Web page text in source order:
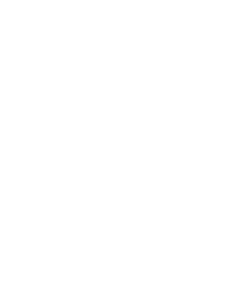
vixente en materia de
Persoal, a Real Academia
que faciliten o seu correo
outra información de carácter
obxecto de tratamento
e incorporados aos seus
os usuarios poderán exercer o
oposición e cancelación dos
connosco.
da política de
na imaxe: